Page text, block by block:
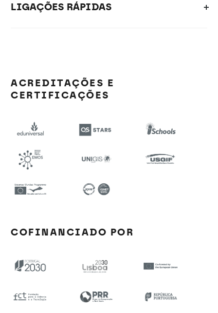
LIGAÇÕES RÁPIDAS
ACREDITAÇÕES E
CERTIFICAÇÕES
COFINANCIADO POR